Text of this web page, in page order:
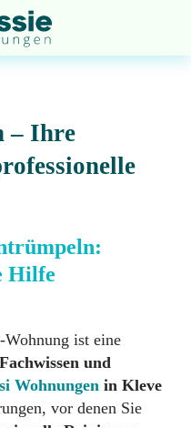
– Ihre
Hilfe
ist eine
und
Wohnungen in Kleve
vor denen Sie